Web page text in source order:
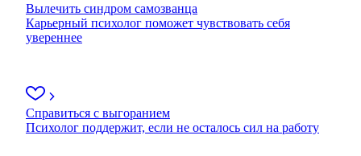
Вылечить синдром самозванца
Карьерный психолог поможет чувствовать себя
увереннее
Справиться с выгоранием
Психолог поддержит, если не осталось сил на работу